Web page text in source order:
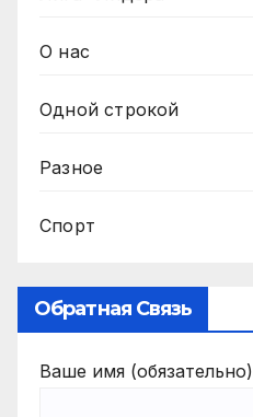
О нас
Одной строкой
Разное
Спорт
Обратная Связь
Ваше имя (обязательно)